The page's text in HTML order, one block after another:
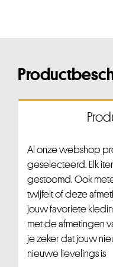
Al onze webshop
geselecteerd. Elk
gestoomd. Ook
twijfelt of deze
jouw favoriete
met de afmetingen
je zeker dat jouw
nieuwe lievelings is